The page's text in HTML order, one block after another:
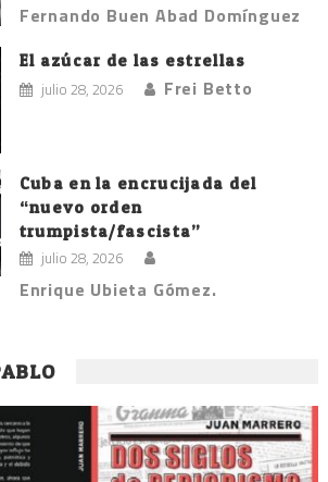
Fernando Buen Abad Domínguez
El azúcar de las estrellas
julio 28, 2026 Frei Betto
Cuba en la encrucijada del
“nuevo orden
trumpista/fascista”
julio 28, 2026
Enrique Ubieta Gómez.